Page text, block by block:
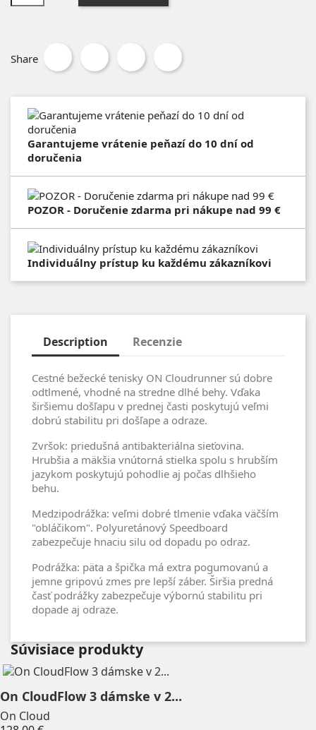
Share
Garantujeme vrátenie peňazí do 10 dní od
doručenia
POZOR - Doručenie zdarma pri nákupe nad 99 €
Individuálny prístup ku každému zákazníkovi
Description Recenzie
Cestné bežecké tenisky ON Cloudrunner sú dobre
odtlmené, vhodné na stredne dlhé behy. Vďaka
širšiemu došľapu v prednej časti poskytujú veľmi
dobrú stabilitu pri došľape a odraze.
Zvršok: priedušná antibakteriálna sieťovina.
Hrubšia a mäkšia vnútorná stielka spolu s hrubším
jazykom poskytujú pohodlie aj počas dlhšieho
behu.
Medzipodrážka: veľmi dobré tlmenie vďaka väčším
"obláčikom". Polyuretánový Speedboard
zabezpečuje hnaciu silu od dopadu po odraz.
Podrážka: päta a špička má extra pogumovanú a
jemne gripovú zmes pre lepší záber. Širšia predná
časť podrážky zabezpečuje výbornú stabilitu pri
dopade aj odraze.
Súvisiace produkty
On CloudFlow 3 dámske v 2...
On Cloud